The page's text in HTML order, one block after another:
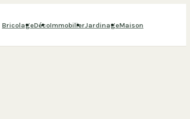
BricolageDécoImmobilierJardinageMaison